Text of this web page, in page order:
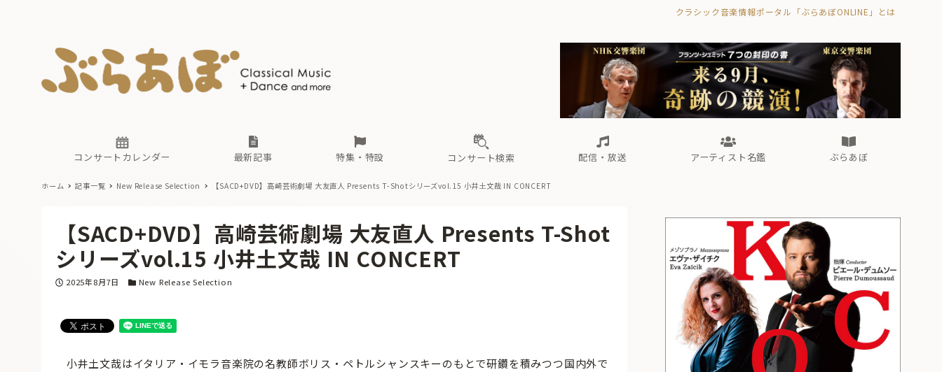
クラシック音楽情報ポータル「ぶらあぼONLINE」とは
コンサートカレンダー 最新記事
古楽とその先と オーケストラの楽屋から ぶらあぼブラス！
フォルテピアノ・オデッセイ
過去の連載
特集・特設
現場のプロが推す！間違いないオーケストラコンサート
過去の特集
コンサート検索 配信・放送
無料ライブ配信スケジュール 有料ライブ配信スケジュール
アーティスト名鑑
あ か さ た な は
ぶらあぼ
古楽とその先と Aからの眺望 ぶらあぼブラス！
フォルテピアノ・オデッセイ
無料ライブ配信スケジュール
あ か さ
ホーム 記事一覧 New Release Selection 【SACD+DVD】高崎芸術劇場 大友直人 Presents T-Shotシリーズvol.15 小井土文哉 IN CONCERT
【SACD+DVD】高崎芸術劇場 大友直人 Presents T-Shot
シリーズvol.15 小井土文哉 IN CONCERT
投稿日
2025年8月7日 カテゴリー
New Release Selection
小井土文哉はイタリア・イモラ音楽院の名教師ボリス・ペトルシャンスキーのもとで研鑽を積みつつ国内外で